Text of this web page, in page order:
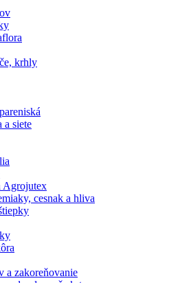
krhly
a siete
Agrojutex
cesnak a hliva
a zakoreňovanie